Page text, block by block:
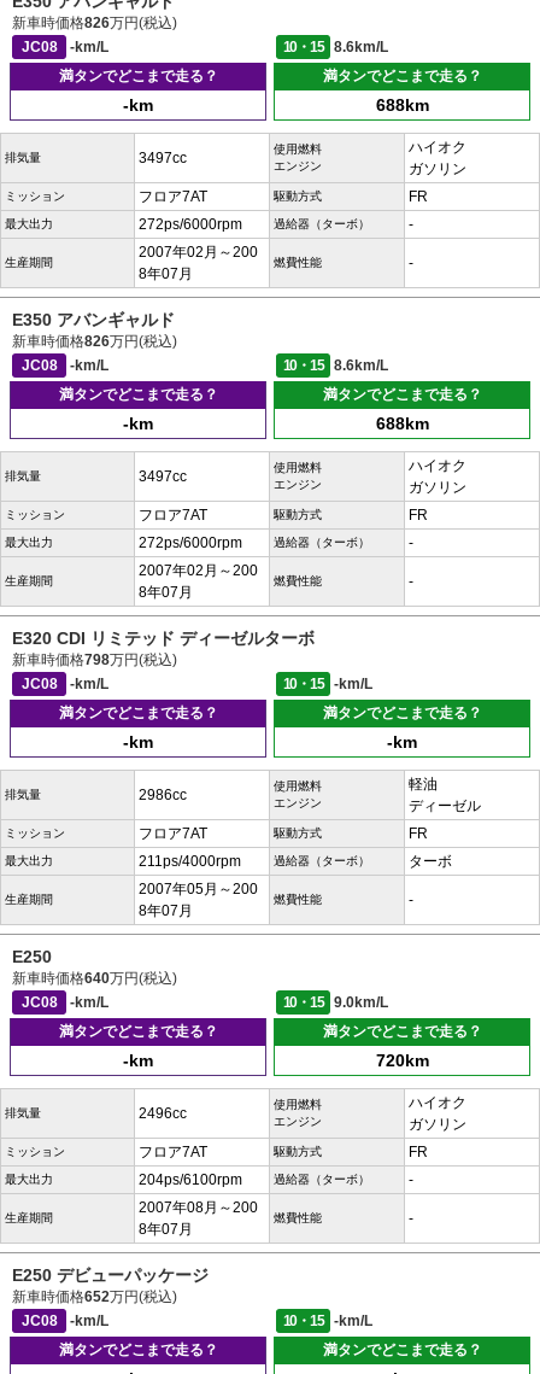
新車時価格826万円(税込)
JC08
-km/L 10・15
8.6km/L
満タンでどこまで走る？
-km
満タンでどこまで走る？
688km
排気量 3497cc
使用燃料
エンジン
ハイオク
ガソリン
ミッション フロア7AT 駆動方式 FR
最大出力 272ps/6000rpm 過給器（ターボ） -
生産期間
2007年02月～200
8年07月
燃費性能 -
E350 アバンギャルド
新車時価格826万円(税込)
JC08
-km/L 10・15
8.6km/L
満タンでどこまで走る？
-km
満タンでどこまで走る？
688km
排気量 3497cc
使用燃料
エンジン
ハイオク
ガソリン
ミッション フロア7AT 駆動方式 FR
最大出力 272ps/6000rpm 過給器（ターボ） -
生産期間
2007年02月～200
8年07月
燃費性能 -
E320 CDI リミテッド ディーゼルターボ
新車時価格798万円(税込)
JC08
-km/L 10・15
-km/L
満タンでどこまで走る？
-km
満タンでどこまで走る？
-km
排気量 2986cc
使用燃料
エンジン
軽油
ディーゼル
ミッション フロア7AT 駆動方式 FR
最大出力 211ps/4000rpm 過給器（ターボ） ターボ
生産期間
2007年05月～200
8年07月
燃費性能 -
E250
新車時価格640万円(税込)
JC08
-km/L 10・15
9.0km/L
満タンでどこまで走る？
-km
満タンでどこまで走る？
720km
排気量 2496cc
使用燃料
エンジン
ハイオク
ガソリン
ミッション フロア7AT 駆動方式 FR
最大出力 204ps/6100rpm 過給器（ターボ） -
生産期間
2007年08月～200
8年07月
燃費性能 -
E250 デビューパッケージ
新車時価格652万円(税込)
JC08
-km/L 10・15
-km/L
満タンでどこまで走る？
満タンでどこまで走る？